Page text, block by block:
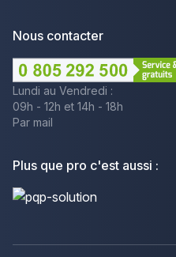
Nous contacter
Lundi au Vendredi :
09h - 12h et 14h - 18h
Par mail
Plus que pro c'est aussi :